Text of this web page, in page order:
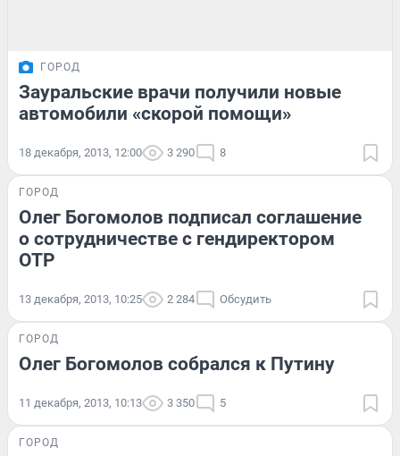
ГОРОД
Зауральские врачи получили новые
автомобили «скорой помощи»
18 декабря, 2013, 12:00 3 290 8
ГОРОД
Олег Богомолов подписал соглашение
о сотрудничестве с гендиректором
ОТР
13 декабря, 2013, 10:25 2 284 Обсудить
ГОРОД
Олег Богомолов собрался к Путину
11 декабря, 2013, 10:13 3 350 5
ГОРОД